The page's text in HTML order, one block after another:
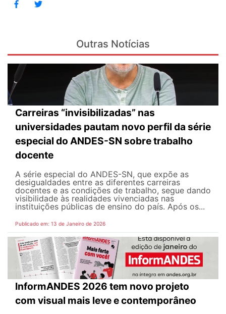
Outras Notícias
Carreiras “invisibilizadas” nas
universidades pautam novo perfil da série
especial do ANDES-SN sobre trabalho
docente
A série especial do ANDES-SN, que expõe as
desigualdades entre as diferentes carreiras
docentes e as condições de trabalho, segue dando
visibilidade às realidades vivenciadas nas
instituições públicas de ensino do país. Após os...
Publicado em: 13 de Janeiro de 2026
InformANDES 2026 tem novo projeto
com visual mais leve e contemporâneo